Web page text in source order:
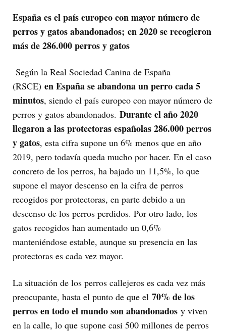
España es el país europeo con mayor número de
perros y gatos abandonados; en 2020 se recogieron
más de 286.000 perros y gatos
Según la Real Sociedad Canina de España
(RSCE) en España se abandona un perro cada 5
minutos, siendo el país europeo con mayor número de
perros y gatos abandonados. Durante el año 2020
llegaron a las protectoras españolas 286.000 perros
y gatos, esta cifra supone un 6% menos que en año
2019, pero todavía queda mucho por hacer. En el caso
concreto de los perros, ha bajado un 11,5%, lo que
supone el mayor descenso en la cifra de perros
recogidos por protectoras, en parte debido a un
descenso de los perros perdidos. Por otro lado, los
gatos recogidos han aumentado un 0,6%
manteniéndose estable, aunque su presencia en las
protectoras es cada vez mayor.
La situación de los perros callejeros es cada vez más
preocupante, hasta el punto de que el 70% de los
perros en todo el mundo son abandonados y viven
en la calle, lo que supone casi 500 millones de perros